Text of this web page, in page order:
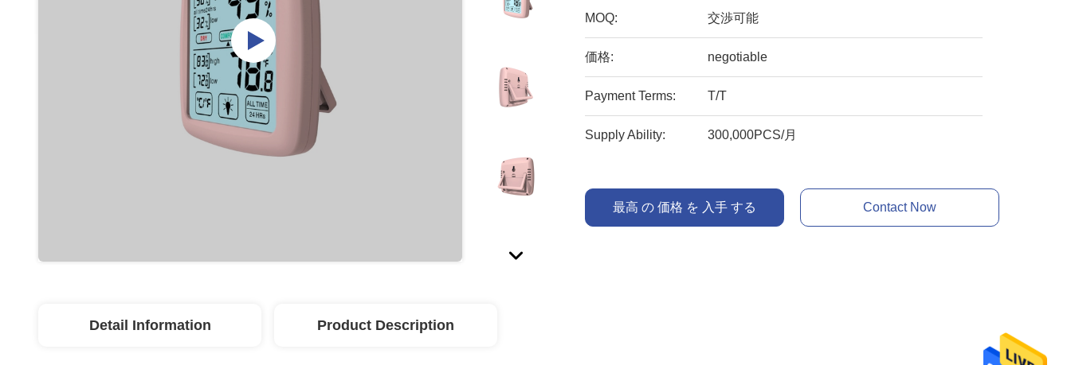
MOQ: 交渉可能
価格: negotiable
Payment Terms: T/T
Supply Ability: 300,000PCS/月
最高 の 価格 を 入手 する Contact Now
Detail Information Product Description